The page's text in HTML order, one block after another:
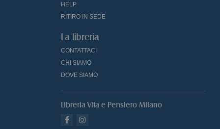
HELP
RITIRO IN SEDE
La libreria
CONTATTACI
CHI SIAMO
DOVE SIAMO
Libreria Vita e Pensiero Milano